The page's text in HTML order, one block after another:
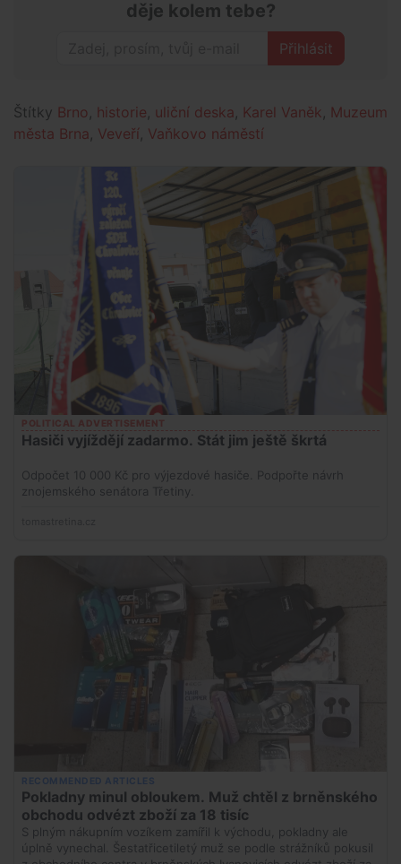
děje kolem tebe?
Přihlásit
Štítky Brno historie uliční deska Karel Vaněk
Muzeum
města Brna Veveří Vaňkovo náměstí